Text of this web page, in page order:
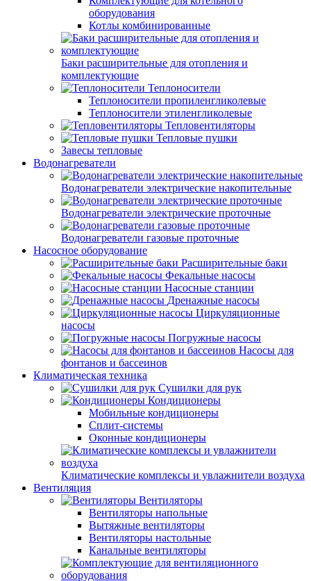
оборудования
Котлы комбинированные
Баки расширительные для отопления и
комплектующие
Теплоносители
Теплоносители пропиленгликолевые
Теплоносители этиленгликолевые
Тепловентиляторы
Тепловые пушки
Завесы тепловые
Водонагреватели
Водонагреватели электрические накопительные
Водонагреватели электрические проточные
Водонагреватели газовые проточные
Насосное оборудование
Расширительные баки
Фекальные насосы
Насосные станции
Дренажные насосы
Циркуляционные
насосы
Погружные насосы
Насосы для
фонтанов и бассеинов
Климатическая техника
Сушилки для рук
Кондиционеры
Мобильные кондиционеры
Сплит-системы
Оконные кондиционеры
Климатические комплексы и увлажнители воздуха
Вентиляция
Вентиляторы
Вентиляторы напольные
Вытяжные вентиляторы
Вентиляторы настольные
Канальные вентиляторы